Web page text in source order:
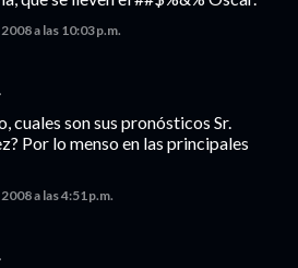
a las 10:03 p.m.
cuales son sus pronósticos Sr.
Por lo menso en las principales
a las 4:51 p.m.